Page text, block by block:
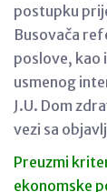
postupku
Busovača
poslove, kao
usmenog
J.U. Dom
vezi sa
Preuzmi
ekonomske